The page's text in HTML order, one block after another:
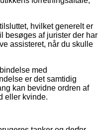
hvilket generelt er
besøges af jurister der har
assisteret, når du skulle
med
er det samtidig
kan bevidne ordren af
eller kvinde.